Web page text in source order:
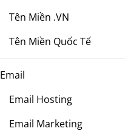
Tên Miền .VN
Tên Miền Quốc Tế
Email
Email Hosting
Email Marketing